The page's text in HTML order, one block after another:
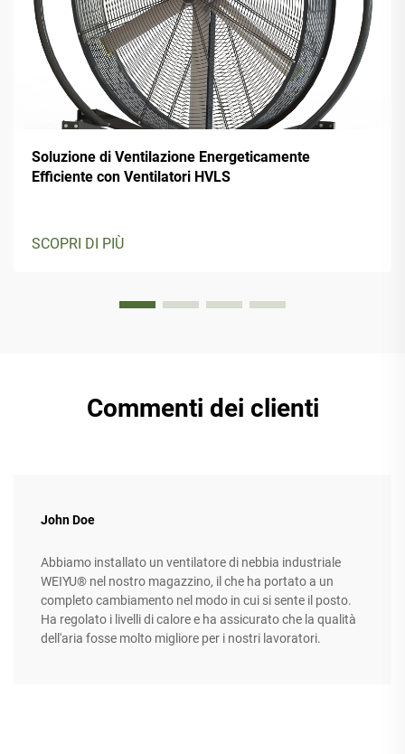
Soluzione di Ventilazione Energeticamente
Efficiente con Ventilatori HVLS
SCOPRI DI PIÙ
Commenti dei clienti
John Doe
Abbiamo installato un ventilatore di nebbia industriale
WEIYU® nel nostro magazzino, il che ha portato a un
completo cambiamento nel modo in cui si sente il posto.
Ha regolato i livelli di calore e ha assicurato che la qualità
dell'aria fosse molto migliore per i nostri lavoratori.